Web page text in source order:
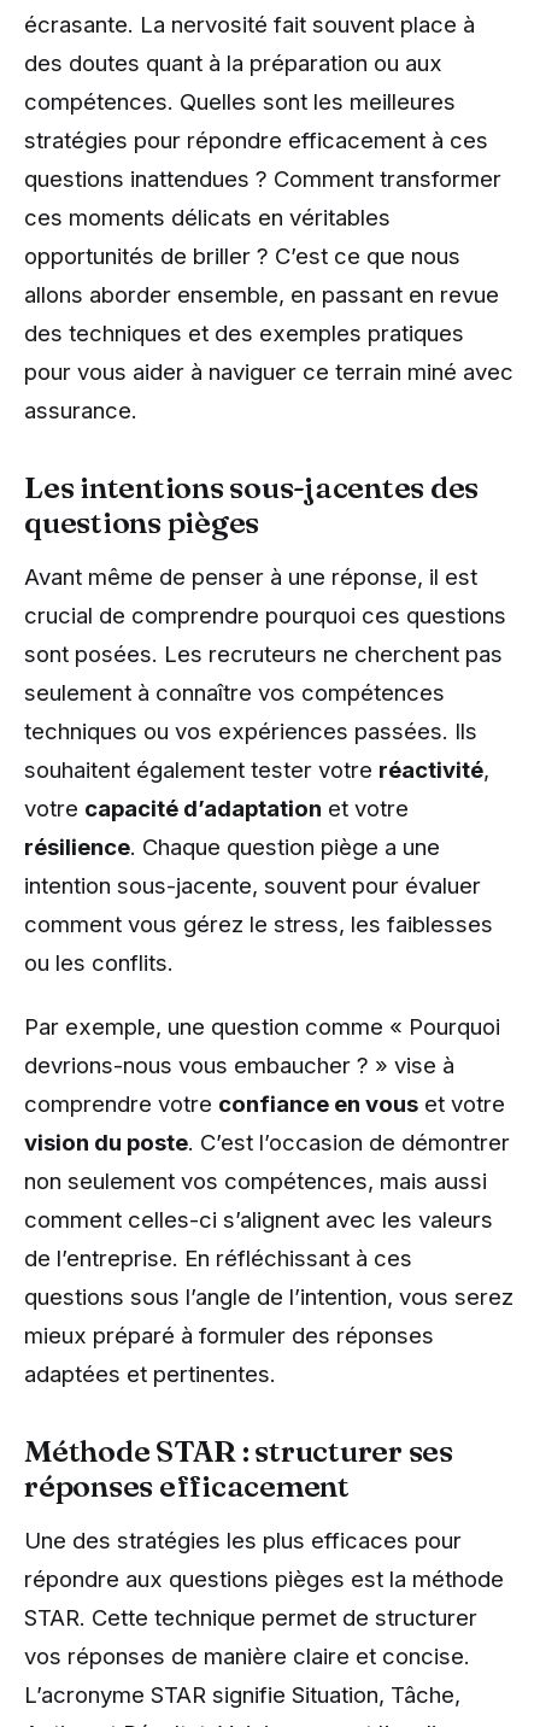
écrasante. La nervosité fait souvent place à
des doutes quant à la préparation ou aux
compétences. Quelles sont les meilleures
stratégies pour répondre efficacement à ces
questions inattendues ? Comment transformer
ces moments délicats en véritables
opportunités de briller ? C’est ce que nous
allons aborder ensemble, en passant en revue
des techniques et des exemples pratiques
pour vous aider à naviguer ce terrain miné avec
assurance.
Les intentions sous-jacentes des
questions pièges
Avant même de penser à une réponse, il est
crucial de comprendre pourquoi ces questions
sont posées. Les recruteurs ne cherchent pas
seulement à connaître vos compétences
techniques ou vos expériences passées. Ils
souhaitent également tester votre réactivité,
votre capacité d’adaptation et votre
résilience. Chaque question piège a une
intention sous-jacente, souvent pour évaluer
comment vous gérez le stress, les faiblesses
ou les conflits.
Par exemple, une question comme « Pourquoi
devrions-nous vous embaucher ? » vise à
comprendre votre confiance en vous et votre
vision du poste. C’est l’occasion de démontrer
non seulement vos compétences, mais aussi
comment celles-ci s’alignent avec les valeurs
de l’entreprise. En réfléchissant à ces
questions sous l’angle de l’intention, vous serez
mieux préparé à formuler des réponses
adaptées et pertinentes.
Méthode STAR : structurer ses
réponses efficacement
Une des stratégies les plus efficaces pour
répondre aux questions pièges est la méthode
STAR. Cette technique permet de structurer
vos réponses de manière claire et concise.
L’acronyme STAR signifie Situation, Tâche,